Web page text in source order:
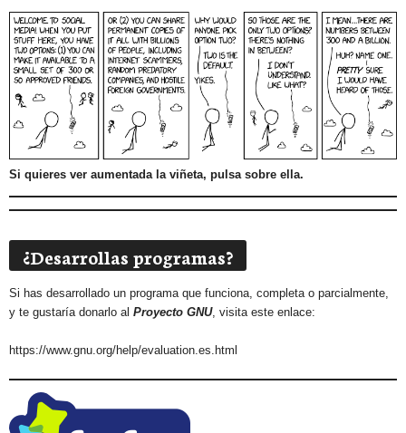
Si quieres ver aumentada la viñeta, pulsa sobre ella.
¿Desarrollas programas?
Si has desarrollado un programa que funciona, completa o parcialmente,
y te gustaría donarlo al Proyecto GNU, visita este enlace:
https://www.gnu.org/help/evaluation.es.html